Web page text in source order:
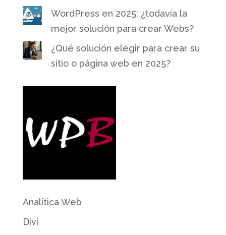
WordPress en 2025: ¿todavía la
mejor solución para crear Webs?
¿Qué solución elegir para crear su
sitio o página web en 2025?
Analítica Web
Divi